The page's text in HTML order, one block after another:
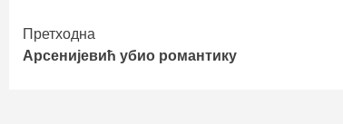
Continue
Reading
Претходна
Арсенијевић убио романтику